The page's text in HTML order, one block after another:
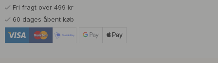
Poleret Messing
Fri fragt over 499 kr
60 dages åbent køb